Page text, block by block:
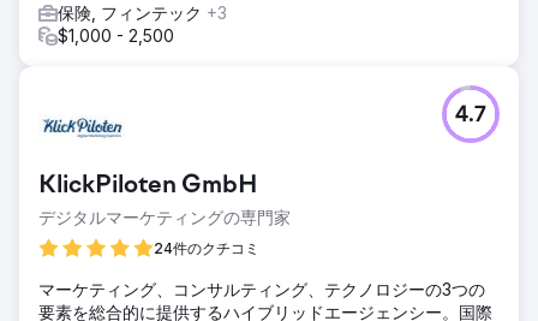
保険, フィンテック +3
$1,000 - 2,500
KlickPiloten GmbH
デジタルマーケティングの専門家
24件のクチコミ
4.7
マーケティング、コンサルティング、テクノロジーの3つの
要素を総合的に提供するハイブリッドエージェンシー。国際